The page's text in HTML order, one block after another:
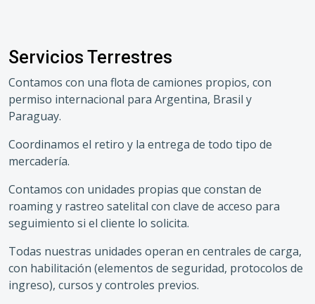
Servicios Terrestres
Contamos con una flota de camiones propios, con
permiso internacional para Argentina, Brasil y
Paraguay.
Coordinamos el retiro y la entrega de todo tipo de
mercadería.
Contamos con unidades propias que constan de
roaming y rastreo satelital con clave de acceso para
seguimiento si el cliente lo solicita.
Todas nuestras unidades operan en centrales de carga,
con habilitación (elementos de seguridad, protocolos de
ingreso), cursos y controles previos.